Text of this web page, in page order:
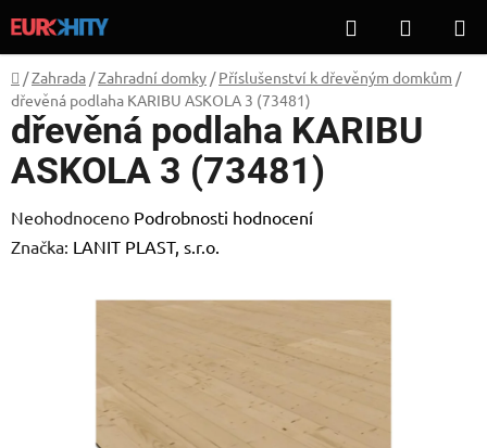
na
obsah
Hledat
KOŠÍK
Domů
/Zahrada /Zahradní domky / Příslušenství k dřevěným domkům /
dřevěná podlaha KARIBU ASKOLA 3 (73481)
dřevěná podlaha KARIBU
ASKOLA 3 (73481)
Průměrné
hodnocení
Neohodnoceno Podrobnosti hodnocení
Značka: LANIT PLAST, s.r.o.